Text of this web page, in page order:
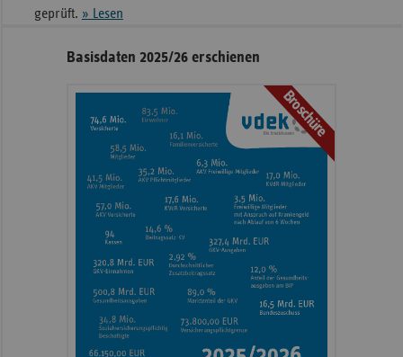
geprüft. » Lesen
Seitennavigation
Seitenleiste
Informationen
Basisdaten 2025/26 erschienen
Broschüre